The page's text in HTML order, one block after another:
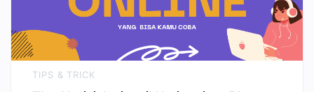
Banyak!”
TIPS & TRICK